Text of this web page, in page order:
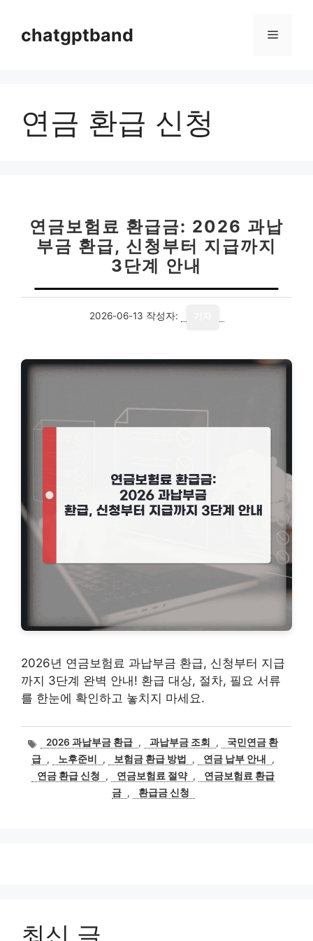
chatgptband 메
연금 환급 신청
연금보험료 환급금: 2026 과납
부금 환급, 신청부터 지급까지
3단계 안내
2026-06-13 작성자:
2026년 연금보험료 과납부금 환급, 신청부터 지급
까지 3단계 완벽 안내! 환급 대상, 절차, 필요 서류
를 한눈에 확인하고 놓치지 마세요.
태
그
2026 과납부금 환급 , 과납부금 조회 ,
국민연금 환
급 , 노후준비 , 보험금 환급 방법 , 연금 납부 안내
,
연금 환급 신청
, 연금보험료 절약 ,
연금보험료 환급
금 , 환급금 신청
최신 글